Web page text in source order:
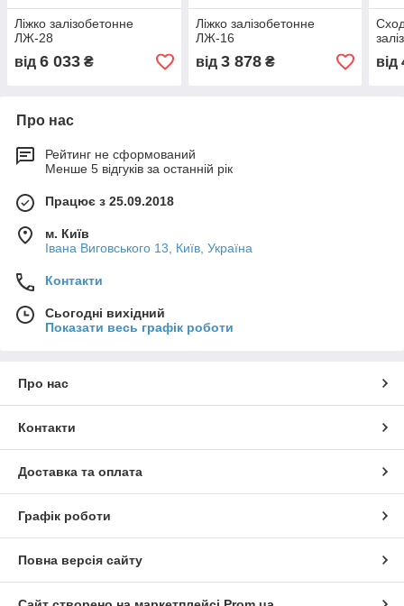
Ліжко залізобетонне
ЛЖ-28
від 6 033 ₴
Ліжко залізобетонне
ЛЖ-16
від 3 878₴ від
Про нас
Рейтинг не сформований
Менше 5 відгуків за останній рік
Працює з 25.09.2018
м. Київ
Івана Виговського 13, Київ, Україна
Контакти
Сьогодні вихідний
Показати весь графік роботи
Про нас
Контакти
Доставка та оплата
Графік роботи
Повна версія сайту